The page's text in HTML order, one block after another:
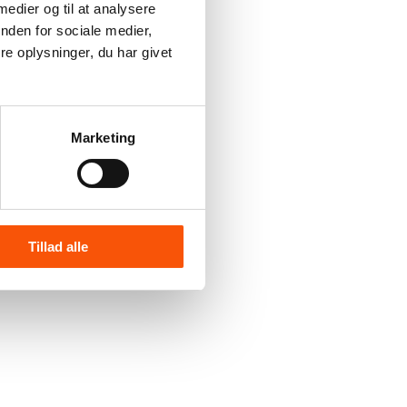
og til at analysere
for sociale medier,
oplysninger, du har givet
Marketing
Tillad alle